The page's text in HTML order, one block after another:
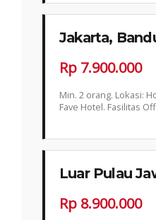
Jakarta,
Rp 7.900.000
Min. 2 orang. Lokasi:
Fave Hotel. Fasilitas
Luar Pulau
Rp 8.900.000